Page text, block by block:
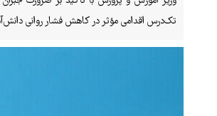
تک‌درس اقدامی مؤثر در کاهش فشار روانی